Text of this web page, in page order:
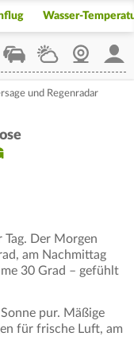
Wasser-
StaupilotWetterWebcam
und Regenradar
Tag. Der Morgen
am Nachmittag
30 Grad – gefühlt
pur. Mäßige
für frische Luft, am